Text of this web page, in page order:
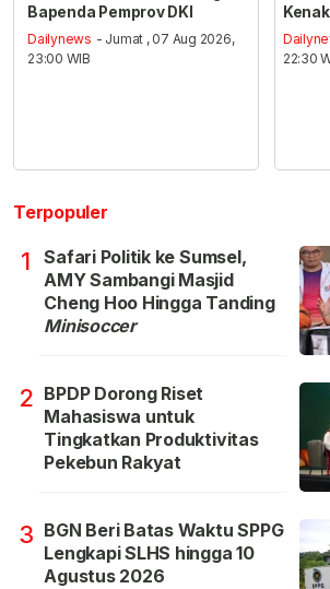
Bapenda Pemprov DKI
Dailynews - Jumat , 07 Aug 2026,
23:00 WIB
22:30
Terpopuler
1
Safari Politik ke Sumsel,
AMY Sambangi Masjid
Cheng Hoo Hingga Tanding
Minisoccer
2 BPDP Dorong Riset
Mahasiswa untuk
Tingkatkan Produktivitas
Pekebun Rakyat
3 BGN Beri Batas Waktu SPPG
Lengkapi SLHS hingga 10
Agustus 2026